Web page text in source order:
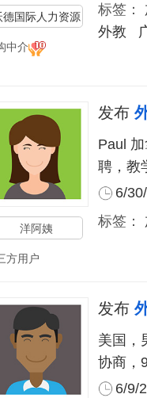
德国际人力资源
中介
标签：
外教
洋阿姨
方用户
发布
Paul 加拿大男，
聘，教
6/
标签：
发布
美国，
协商，
6/9/